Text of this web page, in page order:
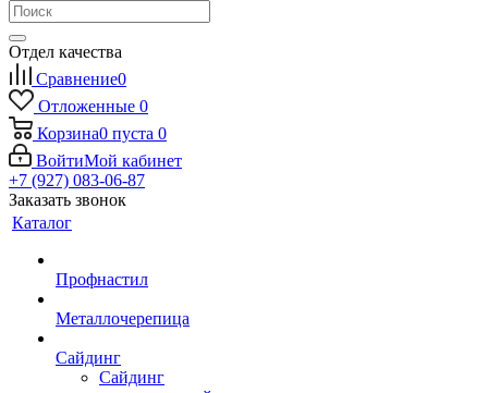
Отдел качества
Сравнение0
Отложенные 0
Корзина0 пуста 0
ВойтиМой кабинет
+7 (927) 083-06-87
Заказать звонок
Каталог
Профнастил
Металлочерепица
Сайдинг
Сайдинг